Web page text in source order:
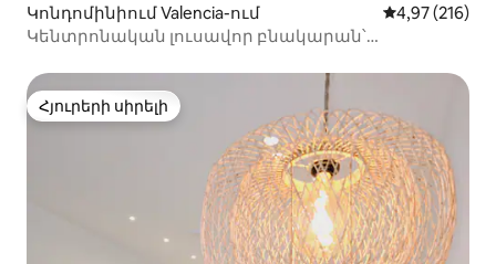
Կոնդոմինիում Valencia-ում Միջին
4,97 (216)
Կենտրոնական լուսավոր բնակարան՝
Հյուրերի սիրելի
Հյուրերի սիրելի